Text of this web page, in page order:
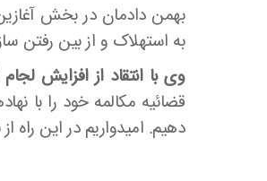
بهمن دادمان در بخش
به استهلاک و از بین رفتن
وی با انتقاد از افزایش
قضائیه مکالمه خود را با
دهیم. امیدواریم در این راه